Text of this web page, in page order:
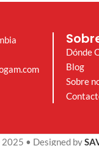
Dónde
Blog
Sobre
• Designed by